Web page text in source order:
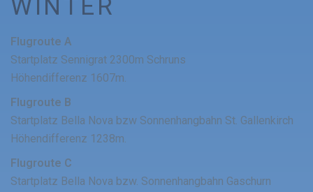
WINTER
Flugroute A
Startplatz Sennigrat 2300m Schruns
Höhendifferenz 1607m.
Flugroute B
Startplatz Bella Nova bzw Sonnenhangbahn St. Gallenkirch
Höhendifferenz 1238m.
Flugroute C
Startplatz Bella Nova bzw. Sonnenhangbahn Gaschurn